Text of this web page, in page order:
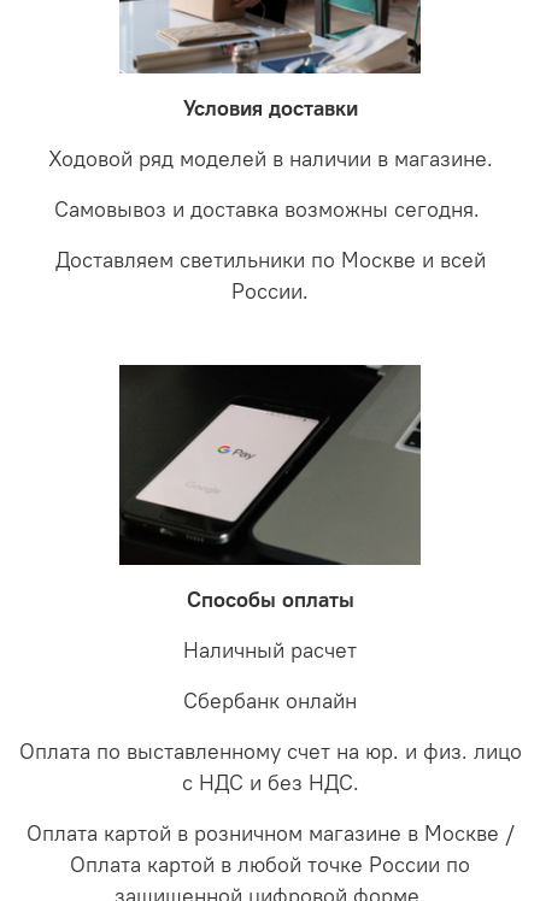
светильники на экспертизу производителю. После
проверки будет выясненная причина поломки и
соотношении с светодиодными. В этом случае покупая
LED светильники не только экономите деньги но еще
забудете что такое тусклость и недостаток освещения.
Условия доставки
Ходовой ряд моделей в наличии в магазине.
Самовывоз и доставка возможны сегодня.
Доставляем светильники по Москве и всей
России.
Способы оплаты
Наличный расчет
Сбербанк онлайн
Оплата по выставленному счет на юр. и физ. лицо
с НДС и без НДС.
Оплата картой в розничном магазине в Москве /
Оплата картой в любой точке России по